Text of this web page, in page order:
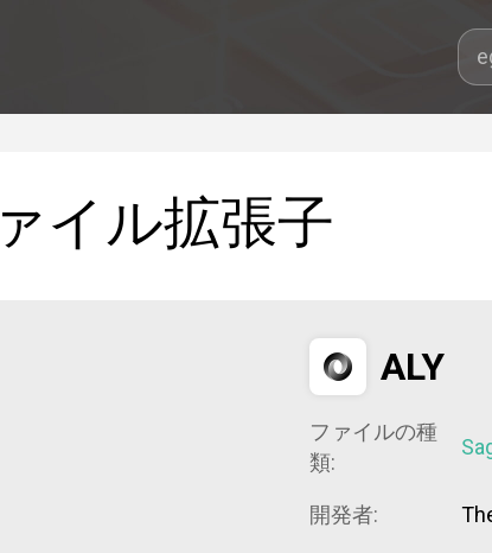
イル拡張子
ALY
ファイルの種
類:
開発者: